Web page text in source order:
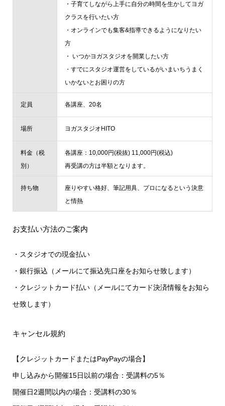
・子育てしながら上手に自分の時間を生かしてヨガ
クラスを行いたい方
・オンラインでも集客&指導できるようになりたい
方
・ いつかヨガスタジオを開業したい方
・すでにスタジオ運営をしているがいまいちうまく
いかないとお困りの方
定員 各講座、20名
場所 ヨガスタジオHITO
料金（税
別）
各講座：10,000円(税抜) 11,000円(税込)
再受講の方は半額となります。
持ち物
座りやすい格好、筆記用具、プロになるという決意
と情熱
お支払い方法のご案内
・スタジオでの現金払い
・銀行振込（メールにて振込先口座をお知らせ致します）
・クレジットカード払い（メールにてカード決済情報をお知ら
せ致します）
キャンセル規約
【クレジットカードまたはPayPayの場合】
申し込みから開催15日以前の場合：受講料の5％
開催日2週間以内の場合：受講料の30％